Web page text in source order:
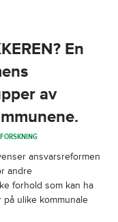
En
av
ansvarsreformen
andre
forhold som kan ha
ulike kommunale